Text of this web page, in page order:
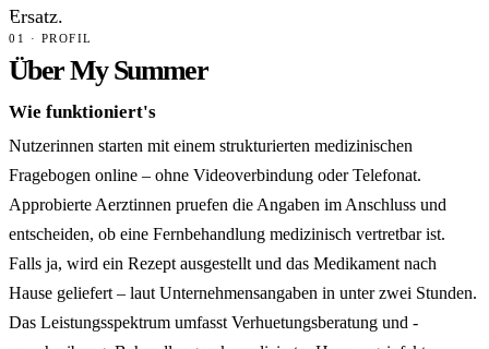
Ersatz.
01 · PROFIL
Über My Summer
Wie funktioniert's
Nutzerinnen starten mit einem strukturierten medizinischen
Fragebogen online – ohne Videoverbindung oder Telefonat.
Approbierte Aerztinnen pruefen die Angaben im Anschluss und
entscheiden, ob eine Fernbehandlung medizinisch vertretbar ist.
Falls ja, wird ein Rezept ausgestellt und das Medikament nach
Hause geliefert – laut Unternehmensangaben in unter zwei Stunden.
Das Leistungsspektrum umfasst Verhuetungsberatung und -